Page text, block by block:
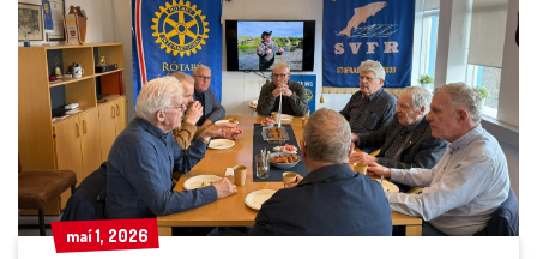
maí 1, 2026
maí 1, 2026